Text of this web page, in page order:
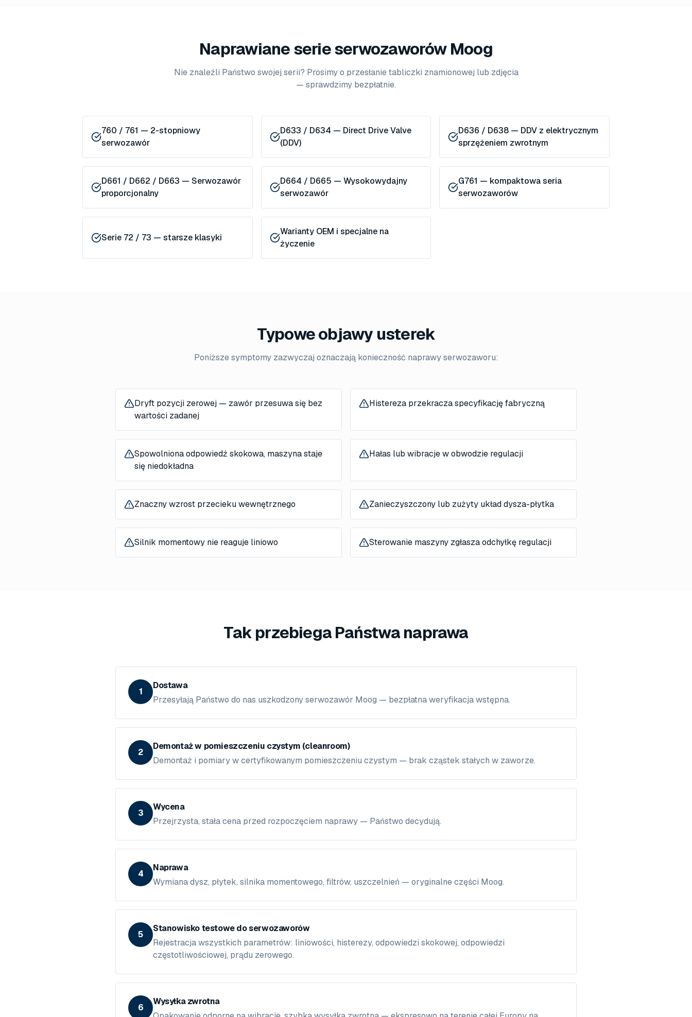
Naprawiane serie serwozaworów Moog
Nie znaleźli Państwo swojej serii? Prosimy o przesłanie tabliczki znamionowej lub zdjęcia
— sprawdzimy bezpłatnie.
760 / 761 — 2-stopniowy
serwozawór
D633 / D634 — Direct Drive Valve
(DDV)
D636 / D638 — DDV z elektrycznym
sprzężeniem zwrotnym
D661 / D662 / D663 — Serwozawór
proporcjonalny
D664 / D665 — Wysokowydajny
serwozawór
G761 — kompaktowa seria
serwozaworów
Serie 72 / 73 — starsze klasyki
Warianty OEM i specjalne na
życzenie
Typowe objawy usterek
Poniższe symptomy zazwyczaj oznaczają konieczność naprawy serwozaworu:
Dryft pozycji zerowej — zawór przesuwa się bez
wartości zadanej
Histereza przekracza specyfikację fabryczną
Spowolniona odpowiedź skokowa, maszyna staje
się niedokładna
Hałas lub wibracje w obwodzie regulacji
Znaczny wzrost przecieku wewnętrznego Zanieczyszczony lub zużyty układ dysza-płytka
Silnik momentowy nie reaguje liniowo Sterowanie maszyny zgłasza odchyłkę regulacji
Tak przebiega Państwa naprawa
1
Dostawa
Przesyłają Państwo do nas uszkodzony serwozawór Moog — bezpłatna weryfikacja wstępna.
2
Demontaż w pomieszczeniu czystym (cleanroom)
Demontaż i pomiary w certyfikowanym pomieszczeniu czystym — brak cząstek stałych w zaworze.
3
Wycena
Przejrzysta, stała cena przed rozpoczęciem naprawy — Państwo decydują.
4
Naprawa
Wymiana dysz, płytek, silnika momentowego, filtrów, uszczelnień — oryginalne części Moog.
5
Stanowisko testowe do serwozaworów
Rejestracja wszystkich parametrów: liniowości, histerezy, odpowiedzi skokowej, odpowiedzi
częstotliwościowej, prądu zerowego.
6
Wysyłka zwrotna